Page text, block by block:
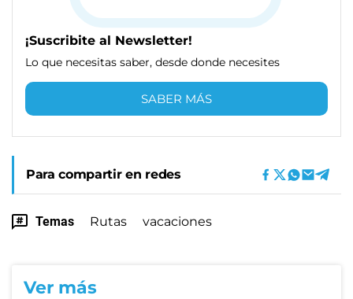
¡Suscribite al Newsletter!
Lo que necesitas saber, desde donde necesites
SABER MÁS
Para compartir en redes
Temas Rutas vacaciones
Ver más